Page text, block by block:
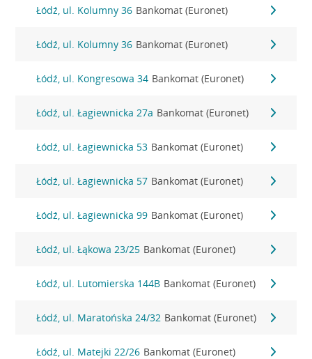
Łódź, ul. Kolumny 36 Bankomat (Euronet)
Łódź, ul. Kolumny 36 Bankomat (Euronet)
Łódź, ul. Kongresowa 34 Bankomat (Euronet)
Łódź, ul. Łagiewnicka 27a Bankomat (Euronet)
Łódź, ul. Łagiewnicka 53 Bankomat (Euronet)
Łódź, ul. Łagiewnicka 57 Bankomat (Euronet)
Łódź, ul. Łagiewnicka 99 Bankomat (Euronet)
Łódź, ul. Łąkowa 23/25 Bankomat (Euronet)
Łódź, ul. Lutomierska 144B Bankomat (Euronet)
Łódź, ul. Maratońska 24/32 Bankomat (Euronet)
Łódź, ul. Matejki 22/26 Bankomat (Euronet)